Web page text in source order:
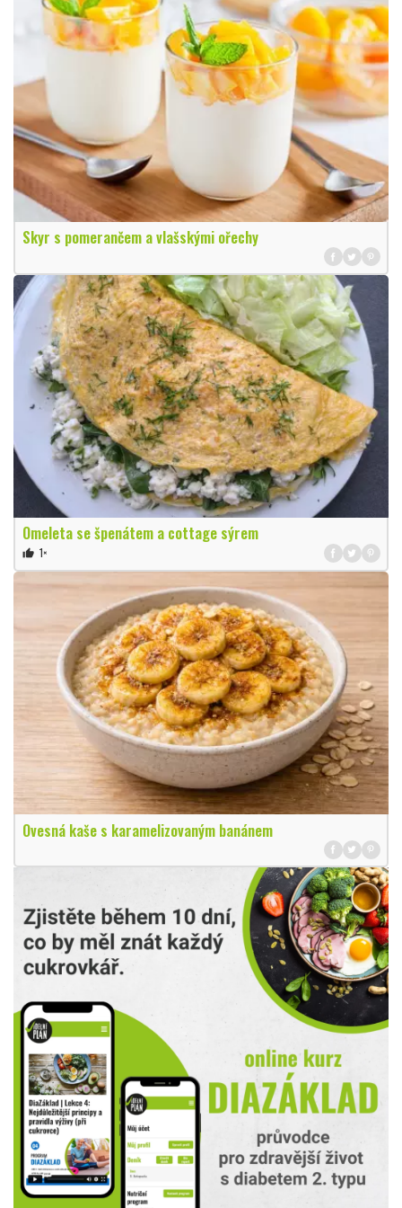
Skyr s pomerančem a vlašskými ořechy
Omeleta se špenátem a cottage sýrem
thumb_up 1×
Ovesná kaše s karamelizovaným banánem